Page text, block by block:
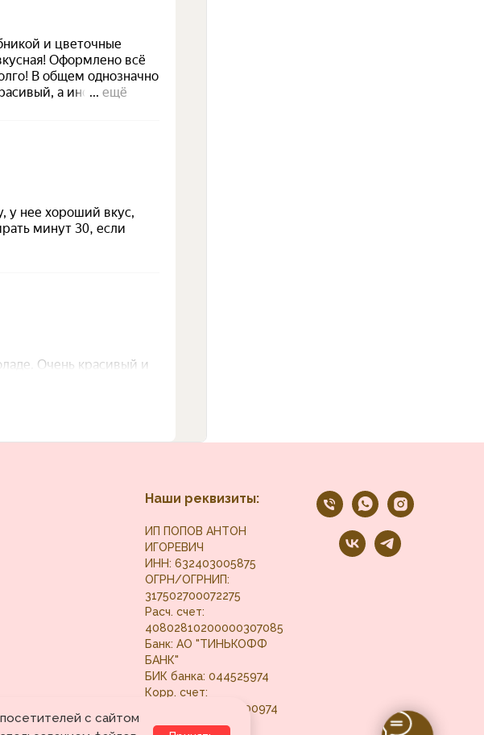
Наши реквизиты:
ИП ПОПОВ АНТОН
ИГОРЕВИЧ
ИНН: 632403005875
ОГРН/ОГРНИП:
317502700072275
Расч. счет:
40802810200000307085
Банк: АО "ТИНЬКОФФ
БАНК"
БИК банка: 044525974
Корр. счет:
30101810145250000974
с сайтом